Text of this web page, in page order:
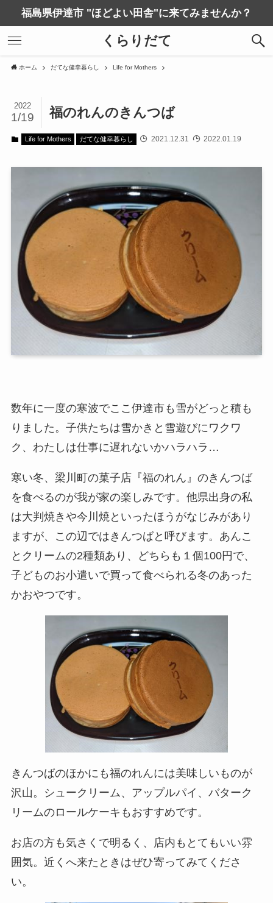
福島県伊達市 "ほどよい田舎"に来てみませんか？
くらりだて
ホーム だてな健幸暮らし Life for Mothers
福のれんのきんつば
2022
1/19
Life for Mothers だてな健幸暮らし 2021.12.31 2022.01.19
数年に一度の寒波でここ伊達市も雪がどっと積も
りました。子供たちは雪かきと雪遊びにワクワ
ク、わたしは仕事に遅れないかハラハラ …
寒い冬、梁川町の菓子店『福のれん』のきんつば
を食べるのが我が家の楽しみです。他県出身の私
は大判焼きや今川焼といったほうがなじみがあり
ますが、この辺ではきんつばと呼びます。あんこ
とクリームの2種類あり、どちらも１個 100円で、
子どものお小遣いで買って食べられる冬のあった
かおやつです。
きんつばのほかにも福のれんには美味しいものが
沢山。シュークリーム、アップルパイ、バターク
リームのロールケーキもおすすめです。
お店の方も気さくで明るく、店内もとてもいい雰
囲気。近くへ来たときはぜひ寄ってみてくださ
い。